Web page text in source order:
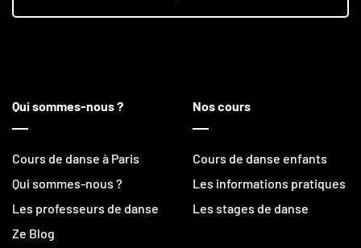
Qui sommes-nous ?
Cours de danse à Paris
Qui sommes-nous ?
Les professeurs de danse
Ze Blog
Nos cours
Cours de danse enfants
Les informations pratiques
Les stages de danse